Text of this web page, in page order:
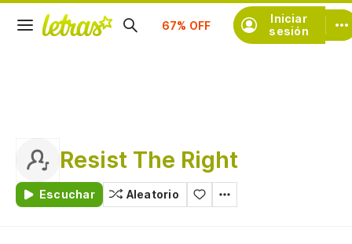
Iniciar
sesión
Suscríbete
Resist The Right
Escuchar Aleatorio